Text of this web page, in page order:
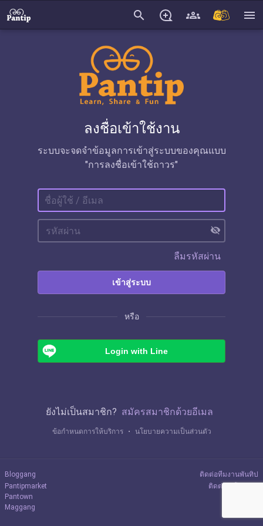
search menu
ลงชื่อเข้าใช้งาน
ระบบจะจดจำข้อมูลการเข้าสู่ระบบของคุณแบบ
"การลงชื่อเข้าใช้ถาวร"
visibility_off
ลืมรหัสผ่าน
เข้าสู่ระบบ
หรือ
Login with Line
ยังไม่เป็นสมาชิก? สมัครสมาชิกด้วยอีเมล
ข้อกำหนดการให้บริการ ・ นโยบายความเป็นส่วนตัว
Bloggang
Pantipmarket
Pantown
Maggang
ติดต่อทีมงานพันทิป
ติดต่อลงโฆษณา